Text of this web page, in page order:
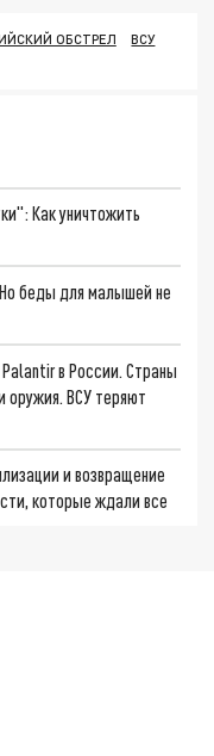
ОБСТРЕЛ
ВСУ
Как уничтожить
беды для малышей не
в России. Страны
оружия. ВСУ теряют
и возвращение
которые ждали все